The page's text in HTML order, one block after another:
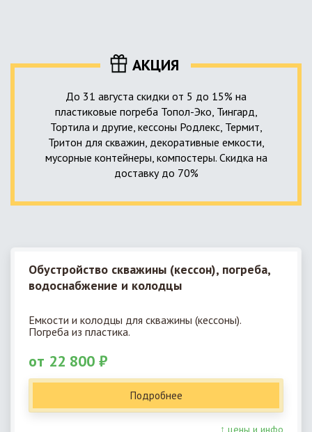
высокотехнологичное устройство, встраиваемое в
канализационную систему и обеспечивающее
АКЦИЯ
До 31 августа скидки от 5 до 15% на
пластиковые погреба Топол-Эко, Тингард,
Тортила и другие, кессоны Родлекс, Термит,
Тритон для скважин, декоративные емкости,
мусорные контейнеры, компостеры. Скидка на
доставку до 70%
Обустройство скважины (кессон), погреба,
водоснабжение и колодцы
Емкости и колодцы для скважины (кессоны).
Погреба из пластика.
от 22 800 ₽
Подробнее
↑ цены и инфо